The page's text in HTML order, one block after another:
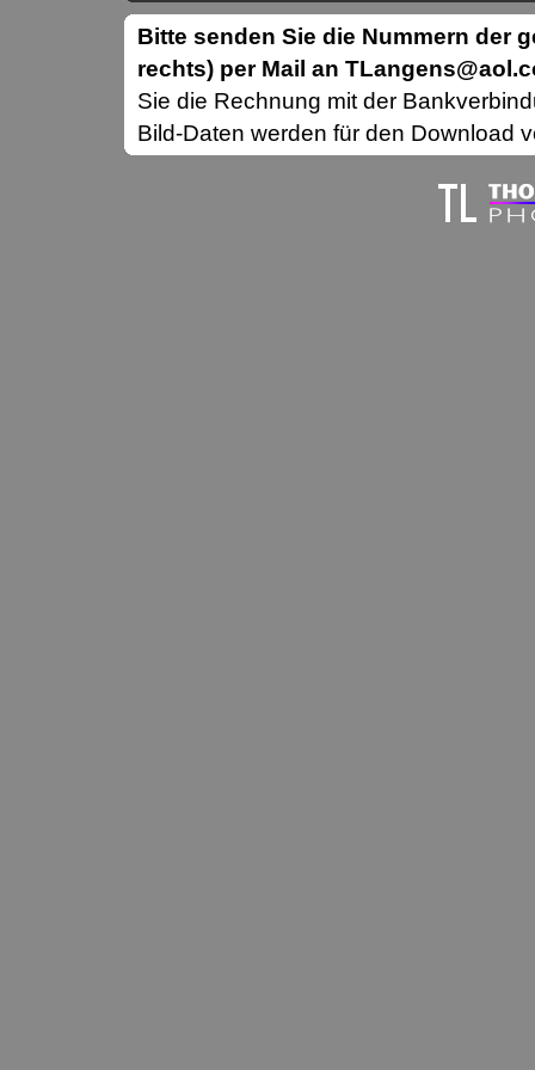
Bitte senden Sie die Nummern der
rechts) per Mail an
Sie die Rechnung mit der
Bild-Daten werden für den Download